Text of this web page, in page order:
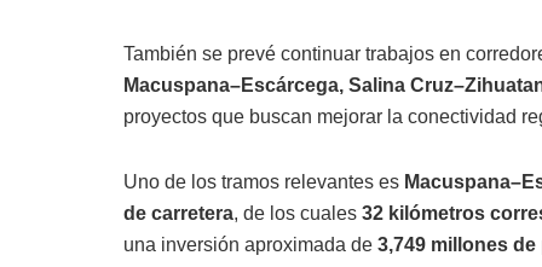
También se prevé continuar trabajos en
Macuspana–Escárcega, Salina
proyectos que buscan mejorar la conectividad
Uno de los tramos relevantes es
de carretera, de los cuales 32 kilómetros
una inversión aproximada de 3,749 millones de